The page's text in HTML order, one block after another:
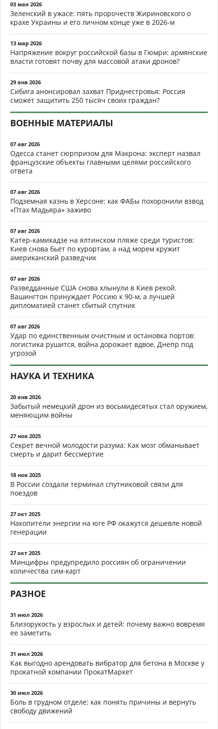
03 мая 2026
Зеленский в ужасе: пять пророчеств Жириновского о
крахе Украины и его личном конце уже в 2026-м
13 мар 2026
Напряжение вокруг российской базы в Гюмри: армянские
власти готовят почву для массовой атаки дронов?
29 янв 2026
Сибига анонсировал захват Приднестровья: Россия
сможет защитить 250 тысяч своих граждан?
ВОЕННЫЕ МАТЕРИАЛЫ
07 авг 2026
Одесса станет сюрпризом для Макрона: эксперт назвал
французские объекты главными целями российского
ответа
07 авг 2026
Подземная казнь в Херсоне: как ФАБы похоронили взвод
«Птах Мадьяра» заживо
07 авг 2026
Катер-камикадзе на ялтинском пляже среди туристов:
Киев снова бьёт по курортам, а над морем кружит
американский разведчик
07 авг 2026
Разведданные США снова хлынули в Киев рекой.
Вашингтон принуждает Россию к 90-м, а лучшей
дипломатией станет сбитый спутник
07 авг 2026
Удар по единственным очистным и остановка портов:
логистика рушится, война дорожает вдвое, Днепр под
угрозой
НАУКА И ТЕХНИКА
20 янв 2026
Забытый немецкий дрон из восьмидесятых стал оружием,
меняющим войны
27 ноя 2025
Секрет вечной молодости разума: Как мозг обманывает
смерть и дарит бессмертие
18 ноя 2025
В России создали терминал спутниковой связи для
поездов
27 окт 2025
Накопители энергии на юге РФ окажутся дешевле новой
генерации
27 окт 2025
Минцифры предупредило россиян об ограничении
количества сим-карт
РАЗНОЕ
31 июл 2026
Близорукость у взрослых и детей: почему важно вовремя
ее заметить
31 июл 2026
Как выгодно арендовать вибратор для бетона в Москве у
прокатной компании ПрокатМаркет
30 июл 2026
Боль в грудном отделе: как понять причины и вернуть
свободу движений